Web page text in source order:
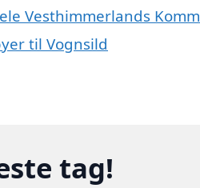
Vesthimmerlands
til Vognsild
tag!